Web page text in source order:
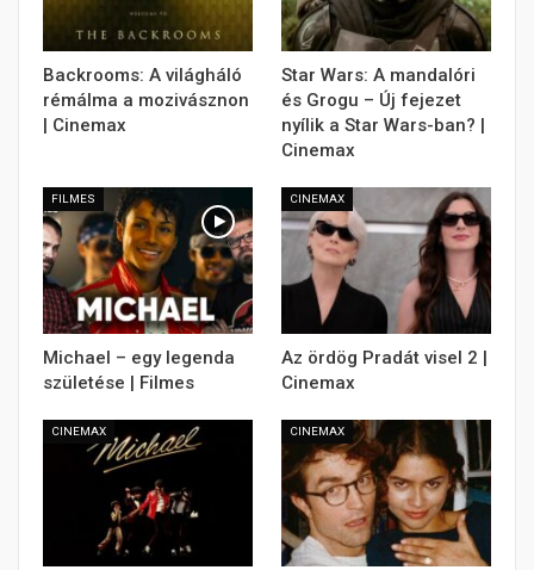
Backrooms: A világháló
rémálma a mozivásznon
| Cinemax
Star Wars: A mandalóri
és Grogu – Új fejezet
nyílik a Star Wars-ban? |
Cinemax
FILMES
Michael – egy legenda
születése | Filmes
CINEMAX
Az ördög Pradát visel 2 |
Cinemax
CINEMAX CINEMAX